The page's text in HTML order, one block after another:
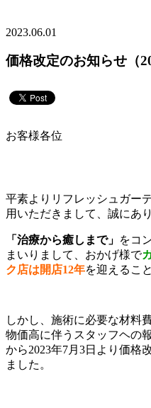
2023.06.01
価格改定のお知らせ（
お客
平素よりリフレッシュガー
用いただきまして、誠にあ
「治療から癒しまで」 をコ
まいりまして、おかげ様で
ク店は開店12年を迎えるこ
しかし、施術に必要な材料
物価高に伴うスタッフヘの
から2023年7月3日より価格
ました。